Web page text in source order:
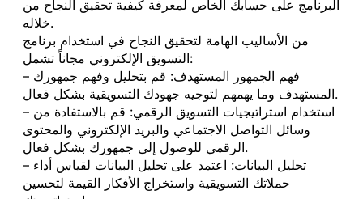
البرنامج على حسابك الخاص لمعرفة كيفية تحقيق النجاح من
خلاله.
من الأساليب الهامة لتحقيق النجاح في استخدام برنامج
التسويق الإلكتروني مجاناً تشمل:
– فهم الجمهور المستهدف: قم بتحليل وفهم جمهورك
المستهدف وما يهمهم لتوجيه جهودك التسويقية بشكل فعال.
– استخدام استراتيجيات التسويق الرقمي: قم بالاستفادة من
وسائل التواصل الاجتماعي والبريد الإلكتروني والمحتوى
الرقمي للوصول إلى جمهورك بشكل فعال.
– تحليل البيانات: اعتمد على تحليل البيانات لقياس أداء
حملاتك التسويقية واستخراج الأفكار القيمة لتحسين